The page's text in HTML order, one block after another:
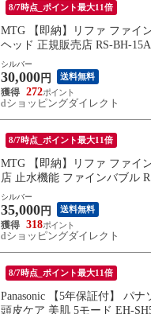
8/7時点_ポイント最大11倍
MTG 【即納】リファ ファイ
ヘッド 正規販売店 RS-BH-15A
シルバー
30,000 円 送料無料
272
dショッピングダイレクト
8/7時点_ポイント最大11倍
MTG 【即納】リファ ファイ
店 止水機能 ファインバブル
シルバー
35,000 円 送料無料
318
dショッピングダイレクト
8/7時点_ポイント最大11倍
Panasonic 【5年保証付】 パ
頭皮ケア 美肌 5モード EH-